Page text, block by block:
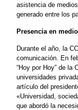
asistencia de
generado entre los
Presencia en
Durante el año, la
comunicación. En
“Hoy por Hoy” de la
universidades
artículo del
«Universidad,
que abordó la